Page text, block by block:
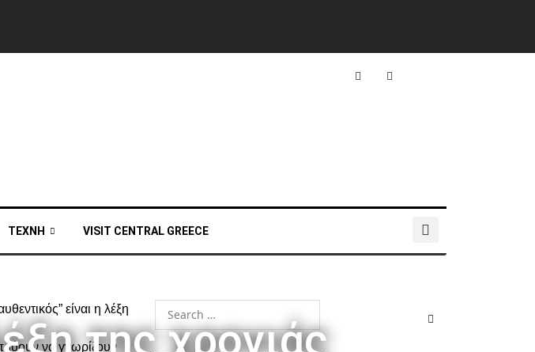
ΤΕΧΝΗ VISIT CENTRAL GREECE
της χρονιάς
είναι η λέξη
να γνωρίζουν